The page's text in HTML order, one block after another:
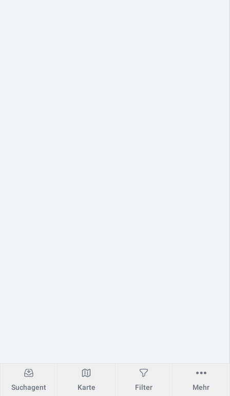
Suchagent Karte Filter Mehr